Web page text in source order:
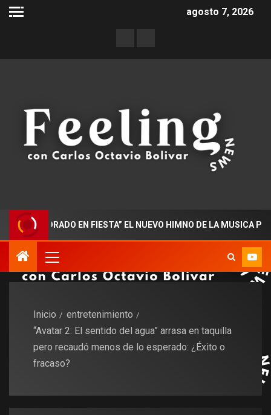
agosto 7, 2026
EN FIESTA” EL NUEVO HIMNO DE LA MUSICA POPULAR
Inicio
entretenimiento
“Avatar 2: El sentido del agua” arrasa en taquilla
pero recaudó menos de lo esperado: ¿Éxito o
fracaso?